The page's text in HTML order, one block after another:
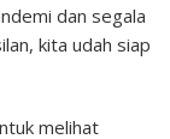
dan segala
kita udah siap
melihat